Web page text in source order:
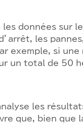
les données sur
les
exemple, si
un total de 50
les
que, bien